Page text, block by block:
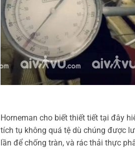
Horneman cho biết thiết tiết tại đây
tích tụ không quá tệ dù chúng được
lần để chống tràn, và rác thải thực